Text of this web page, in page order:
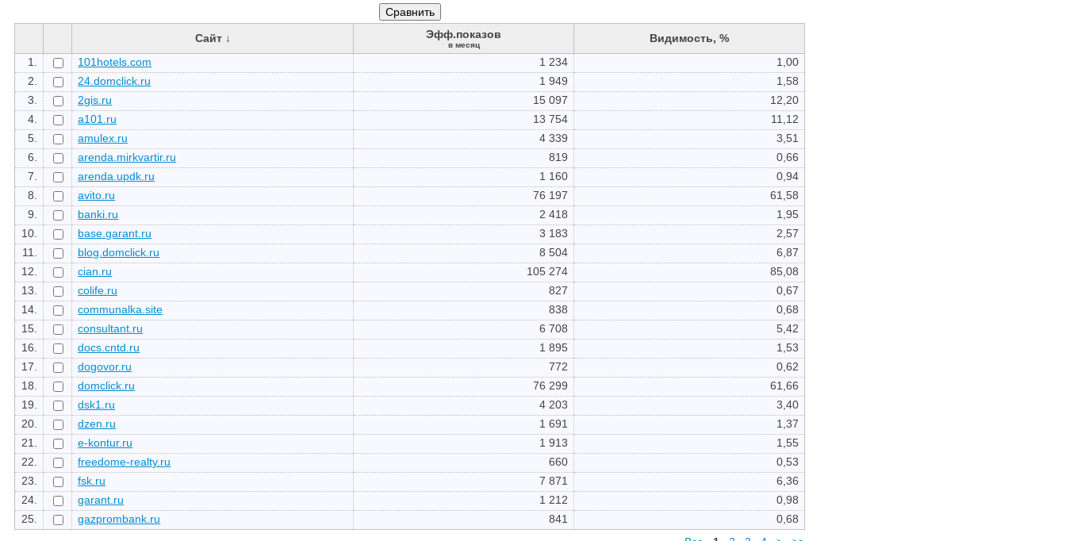
Сайт ↓ Эфф.показов
в месяц
Видимость, %
1.
101hotels.com 1 234
1,00
2.
24.domclick.ru 1 949
1,58
3.
2gis.ru 15 097
12,20
4.
a101.ru 13 754
11,12
5.
amulex.ru 4 339
3,51
6.
arenda.mirkvartir.ru 819
0,66
7.
arenda.updk.ru 1 160
0,94
8.
avito.ru 76 197
61,58
9.
banki.ru 2 418
1,95
10.
base.garant.ru 3 183
2,57
11.
blog.domclick.ru 8 504
6,87
12.
cian.ru 105 274
85,08
13.
colife.ru 827
0,67
14.
communalka.site 838
0,68
15.
consultant.ru 6 708
5,42
16.
docs.cntd.ru 1 895
1,53
17.
dogovor.ru 772
0,62
18.
domclick.ru 76 299
61,66
19.
dsk1.ru 4 203
3,40
20.
dzen.ru 1 691
1,37
21.
e-kontur.ru 1 913
1,55
22.
freedome-realty.ru 660
0,53
23.
fsk.ru 7 871
6,36
24.
garant.ru 1 212
0,98
25.
gazprombank.ru 841
0,68